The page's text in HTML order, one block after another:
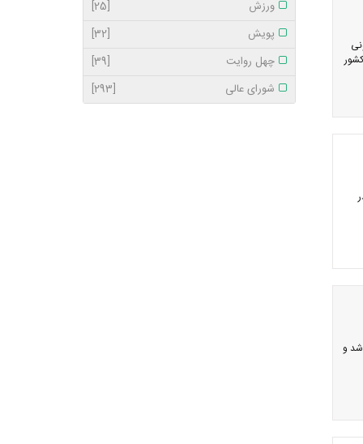
کشور
شد و
ورزش
[25]
پویش
[32]
چهل روایت
[39]
شورای عالی
[293]